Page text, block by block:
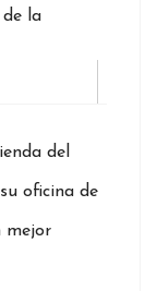
la
del
oficina de
mejor